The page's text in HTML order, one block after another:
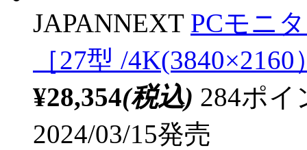
JAPANNEXT PCモニ
［27型 /
¥28,354(税込) 284ポ
2024/03/15発売